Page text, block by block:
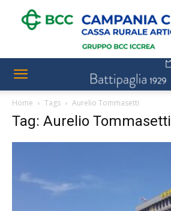
Home Tags Aurelio Tommasetti
Tag: Aurelio Tommasetti